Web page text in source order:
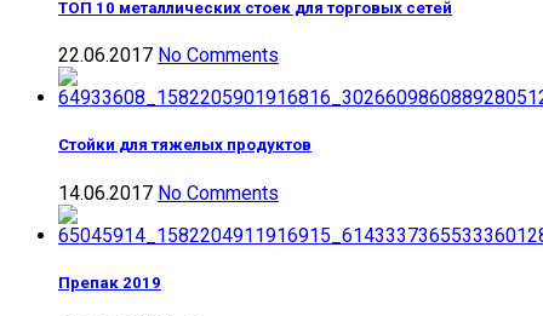
ТОП 10 металлических стоек для торговых сетей
22.06.2017 No Comments
Стойки для тяжелых продуктов
14.06.2017 No Comments
Препак 2019